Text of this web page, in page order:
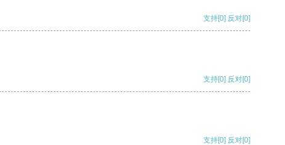
支持[0] 反对[0]
支持[0] 反对[0]
支持[0] 反对[0]